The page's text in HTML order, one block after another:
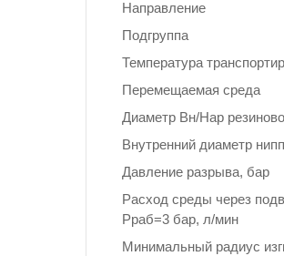
Направление
Подгруппа
Температура
Перемещаемая среда
Диаметр Вн/Нар
Внутренний диаметр
Давление разрыва, бар
Расход среды через
Рраб=3 бар, л/мин
Минимальный радиус